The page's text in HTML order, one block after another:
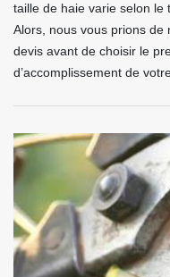
taille de haie varie selon le
Alors, nous vous prions
devis avant de choisir le
d’accomplissement de